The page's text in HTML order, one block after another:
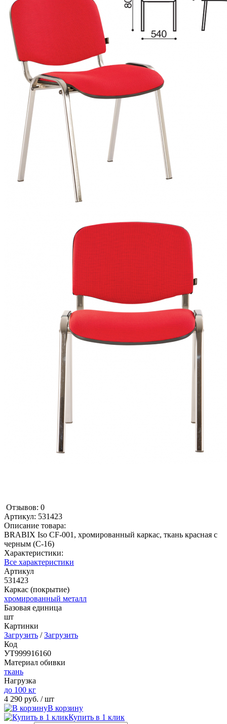
Отзывов: 0
Артикул: 531423
Описание товара:
BRABIX Iso CF-001, хромированный каркас, ткань красная с
черным (С-16)
Характеристики:
Все характеристики
Артикул
531423
Каркас (покрытие)
хромированный металл
Базовая единица
шт
Картинки
Загрузить /Загрузить
Код
УТ999916160
Материал обивки
ткань
Нагрузка
до 100 кг
4 290 руб. / шт
В корзину
Купить в 1 клик